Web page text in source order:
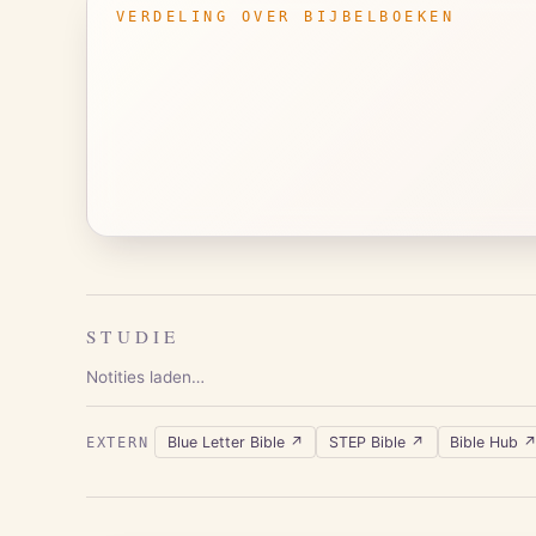
VERDELING OVER BIJBELBOEKEN
STUDIE
Notities laden…
EXTERN Blue Letter Bible↗ STEP Bible↗ Bible Hub